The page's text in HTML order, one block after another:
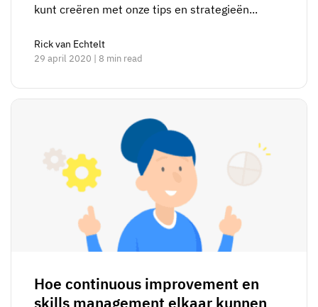
kunt creëren met onze tips en strategieën...
Rick van Echtelt
29 april 2020 | 8 min read
Hoe continuous improvement en
skills management elkaar kunnen